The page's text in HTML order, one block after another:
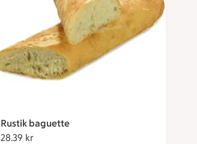
Rustik baguette
28.39 kr